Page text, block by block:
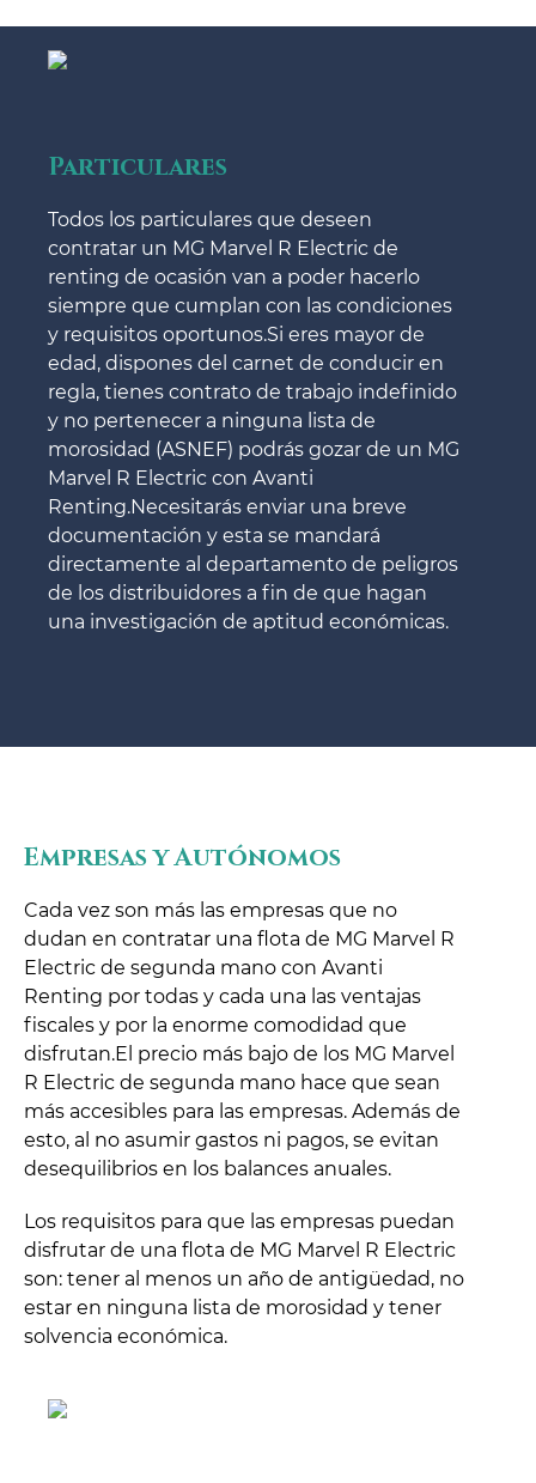
Particulares
Todos los particulares que deseen
contratar un MG Marvel R Electric de
renting de ocasión van a poder hacerlo
siempre que cumplan con las condiciones
y requisitos oportunos.Si eres mayor de
edad, dispones del carnet de conducir en
regla, tienes contrato de trabajo indefinido
y no pertenecer a ninguna lista de
morosidad (ASNEF) podrás gozar de un MG
Marvel R Electric con Avanti
Renting.Necesitarás enviar una breve
documentación y esta se mandará
directamente al departamento de peligros
de los distribuidores a fin de que hagan
una investigación de aptitud económicas.
Empresas y Autónomos
Cada vez son más las empresas que no
dudan en contratar una flota de MG Marvel R
Electric de segunda mano con Avanti
Renting por todas y cada una las ventajas
fiscales y por la enorme comodidad que
disfrutan.El precio más bajo de los MG Marvel
R Electric de segunda mano hace que sean
más accesibles para las empresas. Además de
esto, al no asumir gastos ni pagos, se evitan
desequilibrios en los balances anuales.
Los requisitos para que las empresas puedan
disfrutar de una flota de MG Marvel R Electric
son: tener al menos un año de antigüedad, no
estar en ninguna lista de morosidad y tener
solvencia económica.